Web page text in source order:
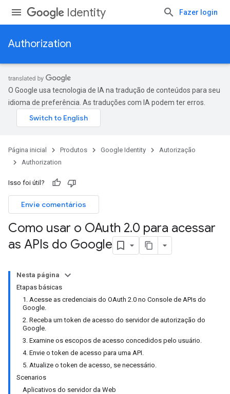
Identity Fazer login
Authorization
O Google usa tecnologia de IA na tradução de conteúdos para seu
idioma de preferência. As traduções com IA podem ter erros.
Página inicial Produtos Google Identity
Autorização
Authorization
Isso foi útil?
Envie comentários
Como usar o OAuth 2.0 para acessar
as APIs do Google
Nesta página
Etapas básicas
1. Acesse as credenciais do OAuth 2.0 no Console de APIs do
Google.
2. Receba um token de acesso do servidor de autorização do
Google.
3. Examine os escopos de acesso concedidos pelo usuário.
4. Envie o token de acesso para uma API.
5. Atualize o token de acesso, se necessário.
Scenarios
Aplicativos do servidor da Web